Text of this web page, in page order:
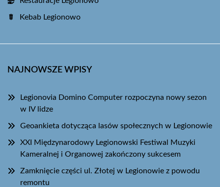
Kebab Legionowo
NAJNOWSZE WPISY
Legionovia Domino Computer rozpoczyna nowy sezon
w IV lidze
Geoankieta dotycząca lasów społecznych w Legionowie
XXI Międzynarodowy Legionowski Festiwal Muzyki
Kameralnej i Organowej zakończony sukcesem
Zamknięcie części ul. Złotej w Legionowie z powodu
remontu